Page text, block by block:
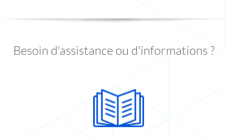
Besoin d'assistance ou d'informations ?